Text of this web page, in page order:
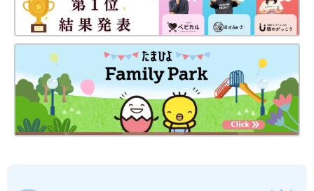
するのがおすすめですよ。特に80サイズが人気なので要チェッ
ク！ぜひ店舗またはオンラインショップで見てみてくださいね。
(文・水川ちさ)
●記事内容でご紹介している投稿、リンク先は、削除される場合
があります。あらかじめご了承ください。
●記事の内容は2024年2月の情報で、現在と異なる場合がありま
す。
●記事内の価格はすべて税込み、2024年2月時点のものです。